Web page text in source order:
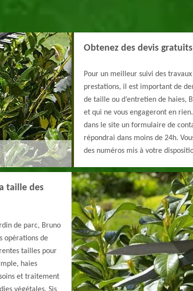
Obtenez des devis
Pour un meilleur suivi des
prestations, il est important de
de taille ou d’entretien de haies,
et qui ne vous engageront en
dans le site un formulaire de
répondrai dans moins de 24h.
des numéros mis à votre
taille des
de parc, Bruno
opérations de
tailles pour
haies
et traitement